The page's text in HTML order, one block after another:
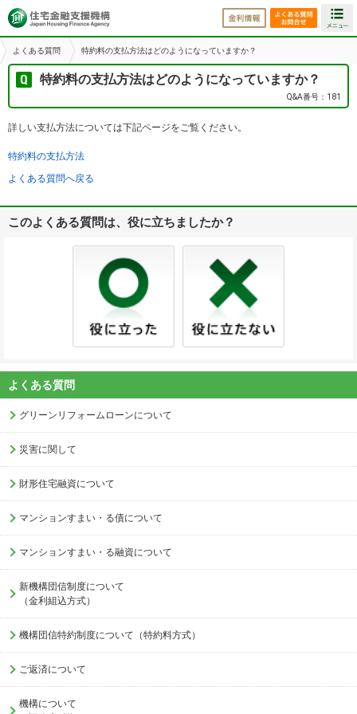
金利情報 よくあ
よくある質問 特約料の支払方法はどのようになっていますか？
特約料の支払方法はどのようになっていますか？
Q&A番号：181
詳しい支払方法については下記ページをご覧ください。
特約料の支払方法
よくある質問へ戻る
このよくある質問は、役に立ちましたか？
よくある質問
グリーンリフォームローンについて
災害に関して
財形住宅融資について
マンションすまい・る債について
マンションすまい・る融資について
新機構団信制度について
（金利組込方式）
機構団信特約制度について（特約料方式）
ご返済について
機構について